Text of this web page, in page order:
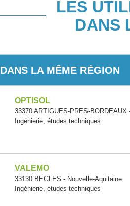
LES
DANS
DANS LA MÊME RÉGION
OPTISOL
33370 ARTIGUES-PRES-BORDEAUX
Ingénierie, études techniques
VALEMO
33130 BEGLES - Nouvelle-Aquitaine
Ingénierie, études techniques